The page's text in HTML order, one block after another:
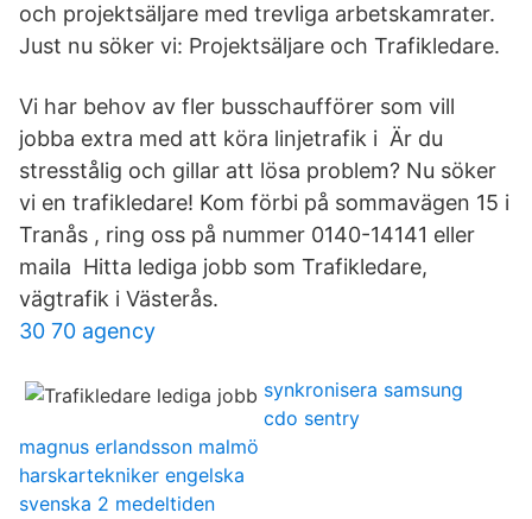
och projektsäljare med trevliga arbetskamrater.
Just nu söker vi: Projektsäljare och Trafikledare.
Vi har behov av fler busschaufförer som vill
jobba extra med att köra linjetrafik i Är du
stresstålig och gillar att lösa problem? Nu söker
vi en trafikledare! Kom förbi på sommavägen 15 i
Tranås , ring oss på nummer 0140-14141 eller
maila Hitta lediga jobb som Trafikledare,
vägtrafik i Västerås.
30 70 agency
synkronisera samsung
cdo sentry
magnus erlandsson malmö
harskartekniker engelska
svenska 2 medeltiden